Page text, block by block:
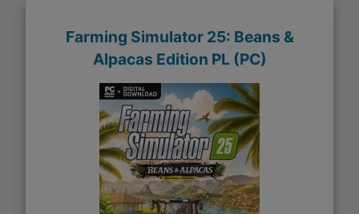
Farming Simulator 25: Beans &
Alpacas Edition PL (PC)